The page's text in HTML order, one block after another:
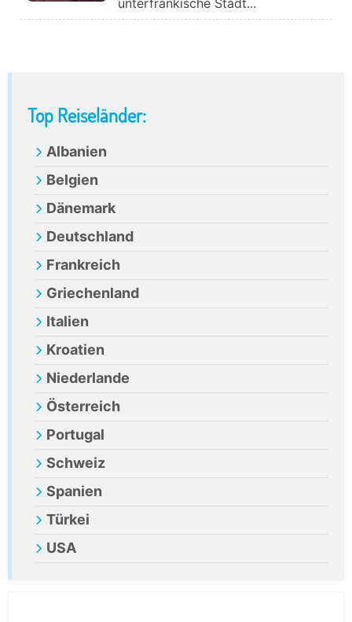
unterfränkische Stadt...
Primary
Sidebar
Top Reiseländer:
Albanien
Belgien
Dänemark
Deutschland
Frankreich
Griechenland
Italien
Kroatien
Niederlande
Österreich
Portugal
Schweiz
Spanien
Türkei
USA